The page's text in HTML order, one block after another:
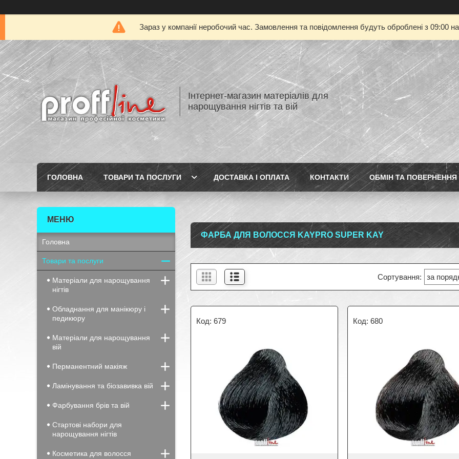
Зараз у компанії неробочий час. Замовлення та повідомлення будуть оброблені з 09:00
Інтернет-магазин матеріалів для
нарощування нігтів та вій
ГОЛОВНА ТОВАРИ ТА ПОСЛУГИ ДОСТАВКА І ОПЛАТА КОНТАКТИ ОБМІН ТА ПОВЕРНЕННЯ
ФАРБА ДЛЯ ВОЛОССЯ KAYPRO SUPER KAY
679 680
Головна
Товари та послуги
Матеріали для нарощування
нігтів
Обладнання для манікюру і
педикюру
Матеріали для нарощування
вій
Перманентний макіяж
Ламінування та біозавивка вій
Фарбування брів та вій
Стартові набори для
нарощування нігтів
Косметика для волосся